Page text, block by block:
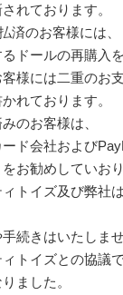
れております。
済のお客様には、
るドールの再購入を
様には二重のお
れております。
のお客様は、
ド会社および
お勧めしていおり
トイズ及び弊社
続きはいたしませ
トイズとの協議
ました。